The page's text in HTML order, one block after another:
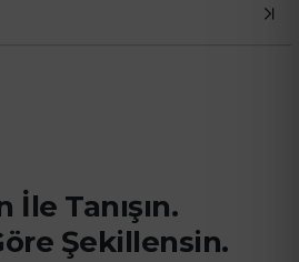
İle Tanışın.
Şekillensin.